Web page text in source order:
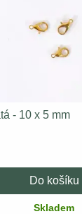
- 10 x 5 mm
Do košíku
Skladem